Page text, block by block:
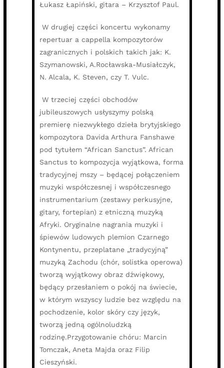
Łukasz Łapiński, gitara – Krzysztof Paul.
W drugiej części koncertu wykonamy
repertuar a cappella kompozytorów
zagranicznych i polskich takich jak: K.
Szymanowski, A.Rocławska-Musiałczyk,
N. Alcala, K. Steven, czy T. Vulc.
W trzeciej części obchodów
jubileuszowych usłyszymy polską
premierę niezwykłego dzieła brytyjskiego
kompozytora Davida Arthura Fanshawe
pod tytułem “African Sanctus”. African
Sanctus to kompozycja wyjątkowa, forma
tradycyjnej mszy – będącej połączeniem
muzyki współczesnej i współczesnego
instrumentarium (zestawy perkusyjne,
gitary, fortepian) z etniczną muzyką
Afryki. Oryginalne nagrania muzyki i
śpiewów ludowych plemion Czarnego
Kontynentu, przeplatane „tradycyjną”
muzyką Zachodu (chór, solistka operowa)
tworzą wyjątkowy obraz dźwiękowy,
będący przesłaniem o pokój na świecie,
w którym wszyscy ludzie bez względu na
pochodzenie, kolor skóry czy język,
tworzą jedną ogólnoludzką
rodzinę.Przygotowanie chóru: Marcin
Tomczak, Aneta Majda oraz Filip
Cieszyński.